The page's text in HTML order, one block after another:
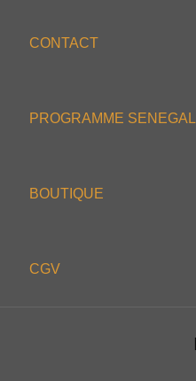
CONTACT
PROGRAMME SENEGAL
BOUTIQUE
CGV